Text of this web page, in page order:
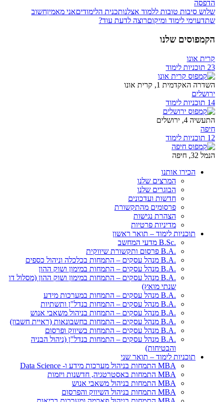
הדפסה
שלוש סיבות טובות ללמוד אצלנותכנית הלימודיםאני מאמיןחשוב
שתדעוימי לימוד ומיקוםרוצה לדעת עוד?
הקמפוסים שלנו
קרית אונו
23 תוכניות לימוד
השדרה האקדמית 1, קרית אונו
ירושלים
14 תוכניות לימוד
התעשיה 4, ירושלים
חיפה
12 תוכניות לימוד
הנמל 32, חיפה
הכירו אותנו
המרצים שלנו
הבוגרים שלנו
חדשות ועדכונים
פרסומים מהתקשורת
הצהרת נגישות
מדיניות פרטיות
תוכניות לימוד – תואר ראשון
.B.Sc מדעי המחשב
.B.A פרסום ותקשורת שיווקית
.B.A מנהל עסקים – התמחות בכלכלה וניהול כספים
.B.A מנהל עסקים – התמחות במימון ושוק ההון
.B.A מנהל עסקים – התמחות במימון ושוק ההון (מסלול דו
שנתי מואץ)
.B.A מנהל עסקים – התמחות במערכות מידע
.B.A מנהל עסקים – התמחות בנדל"ן ותשתיות
.B.A מנהל עסקים – התמחות בניהול משאבי אנוש
.B.A מנהל עסקים – התמחות בחשבונאות (ראיית חשבון)
.B.A מנהל עסקים – התמחות בשיווק ופרסום
.B.A מנהל עסקים – התמחות בנדל"ן (ניהול הבניה
והבטיחות)
תוכניות לימוד – תואר שני
MBA התמחות בניהול מערכות מידע ו- Data Science
MBA התמחות באסטרטגיה, חדשנות ויזמות
MBA התמחות בניהול משאבי אנוש
MBA התמחות בניהול השיווק והפרסום